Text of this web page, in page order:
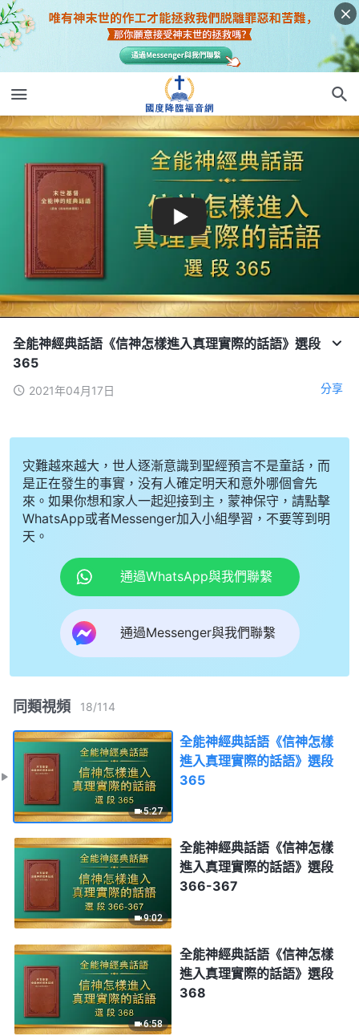
全能神經典話語《信神怎樣進入真理實際的話語》選段
365
2021年04月17日 分享
灾難越來越大，世人逐漸意識到聖經預言不是童話，而
是正在發生的事實，没有人確定明天和意外哪個會先
來。如果你想和家人一起迎接到主，蒙神保守，請點擊
WhatsApp或者Messenger加入小組學習，不要等到明
天。
通過WhatsApp與我們聯繫
通過Messenger與我們聯繫
同類視頻 18/114
5:27
全能神經典話語《信神怎樣
進入真理實際的話語》選段
365
9:02
全能神經典話語《信神怎樣
進入真理實際的話語》選段
366-367
6:58
全能神經典話語《信神怎樣
進入真理實際的話語》選段
368